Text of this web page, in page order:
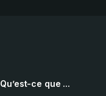
Qu’est-ce que ...